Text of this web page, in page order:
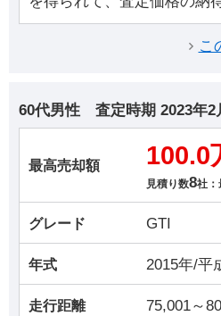
こ
60代男性 査定時期 2023年2
最高売却額 100.0
見積り数8社：
グレード GTI
年式 2015年/平
走行距離 75,001～